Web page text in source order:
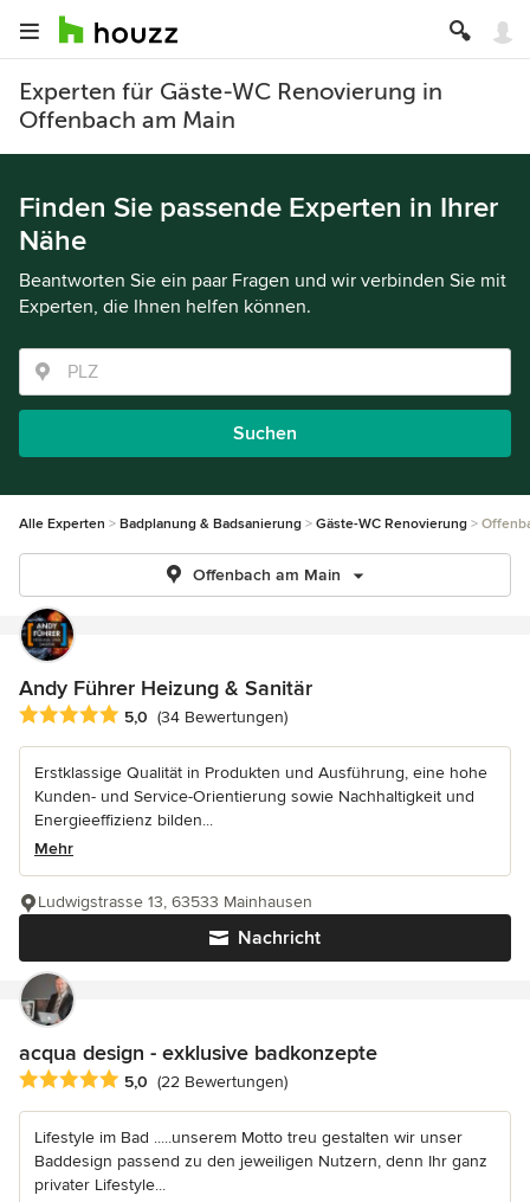
Experten für Gäste-WC Renovierung in
Offenbach am Main
Finden Sie passende Experten in Ihrer
Nähe
Beantworten Sie ein paar Fragen und wir verbinden Sie mit
Experten, die Ihnen helfen können.
Suchen
Alle Experten Badplanung & Badsanierung Gäste-WC Renovierung
Offenbach am Main
Andy Führer Heizung & Sanitär
Durchschnittliche Bewertung: 5 von 5 Sternen
5,0 (34 Bewertungen)
Erstklassige Qualität in Produkten und Ausführung, eine hohe
Kunden- und Service-Orientierung sowie Nachhaltigkeit und
Energieeffizienz bilden...
Mehr
Nachricht
Ludwigstrasse 13, 63533 Mainhausen
acqua design - exklusive badkonzepte
Durchschnittliche Bewertung: 5 von 5 Sternen
5,0 (22 Bewertungen)
Lifestyle im Bad .....unserem Motto treu gestalten wir unser
Baddesign passend zu den jeweiligen Nutzern, denn Ihr ganz
privater Lifestyle...